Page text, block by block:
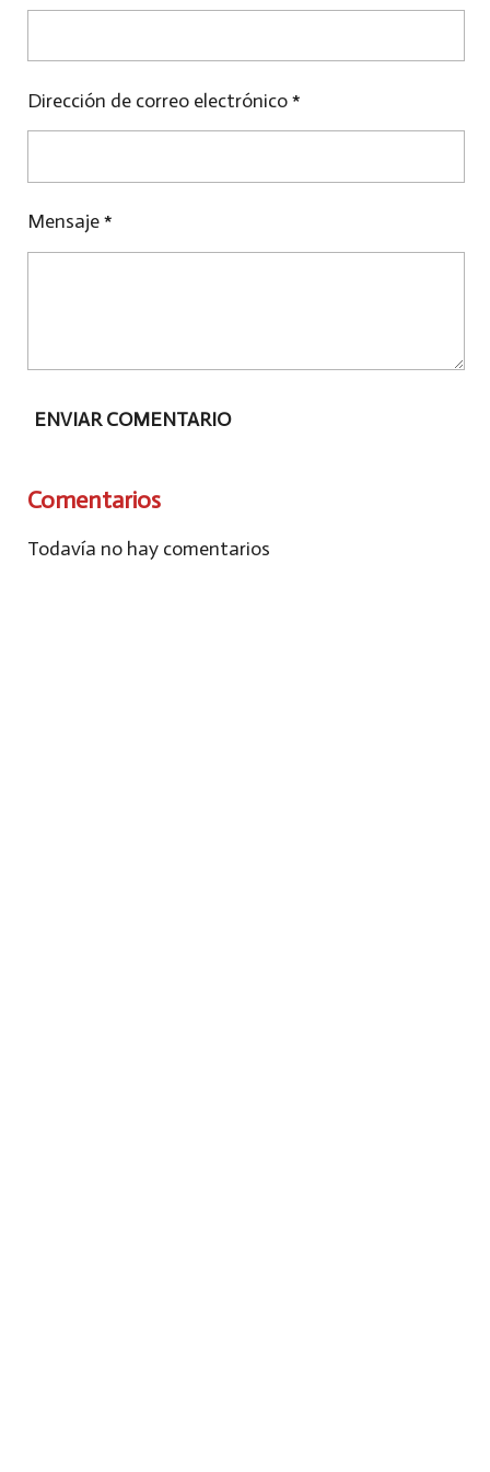
I
I
I
Dirección de correo electrónico *
Mensaje *
ENVIAR COMENTARIO
Comentarios
Todavía no hay comentarios